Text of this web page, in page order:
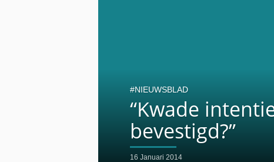
“Kwade
bevestigd?”
16 Januari 2014
NIEUWSBLAD